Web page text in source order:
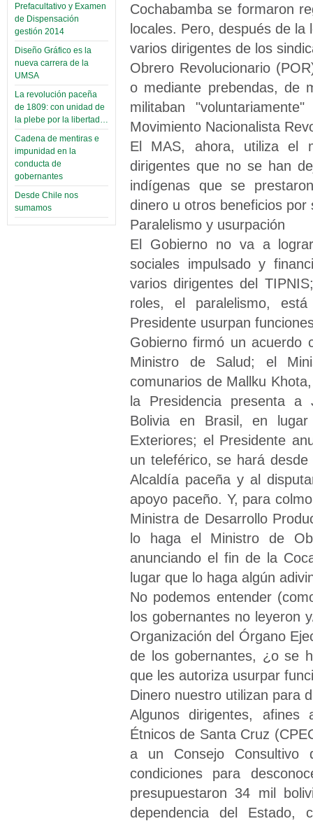
Prefacultativo y Examen
de Dispensación
gestión 2014
Diseño Gráfico es la
nueva carrera de la
UMSA
La revolución paceña
de 1809: con unidad de
la plebe por la libertad…
Cadena de mentiras e
impunidad en la
conducta de
gobernantes
Desde Chile nos
sumamos
Cochabamba se formaron
locales. Pero, después de
varios dirigentes de los
Obrero Revolucionario
o mediante prebendas, de
militaban
Movimiento Nacionalista
El MAS, ahora, utiliza el
dirigentes que no se han
indígenas que se
dinero u otros beneficios por
Paralelismo y usurpación
El Gobierno no va a
sociales impulsado y
varios dirigentes del
roles, el paralelismo,
Presidente usurpan
Gobierno firmó un acuerdo
Ministro de Salud; el
comunarios de Mallku
la Presidencia presenta a
Bolivia en Brasil, en
Exteriores; el Presidente
un teleférico, se hará
Alcaldía paceña y al
apoyo paceño. Y, para
Ministra de Desarrollo
lo haga el Ministro de
anunciando el fin de la
lugar que lo haga algún
No podemos entender
los gobernantes no leyeron
Organización del Órgano
de los gobernantes, ¿o se
que les autoriza usurpar
Dinero nuestro utilizan para
Algunos dirigentes,
Étnicos de Santa Cruz
a un Consejo
condiciones para
presupuestaron 34 mil
dependencia del Estado,